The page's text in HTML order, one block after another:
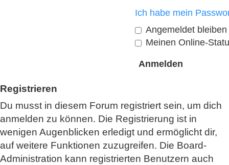
Ich habe mein
Angemeldet bleiben
Meinen Online-
Registrieren
Du musst in diesem Forum registriert sein, um dich
anmelden zu können. Die Registrierung ist in
wenigen Augenblicken erledigt und ermöglicht dir,
auf weitere Funktionen zuzugreifen. Die Board-
Administration kann registrierten Benutzern auch